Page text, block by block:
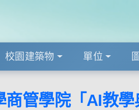
校園建築物 單位
管學院「AI教學